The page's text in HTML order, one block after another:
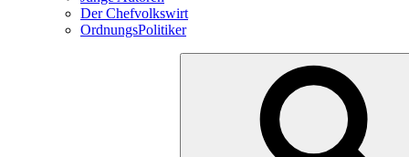
Der Chefvolkswirt
OrdnungsPolitiker